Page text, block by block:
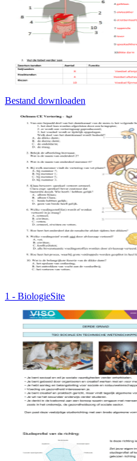
Bestand downloaden
1 - BiologieSite